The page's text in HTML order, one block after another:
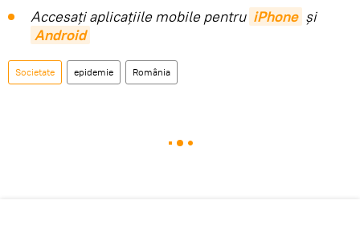
Accesaţi aplicaţiile mobile pentru iPhone și
Android
Societate epidemie România